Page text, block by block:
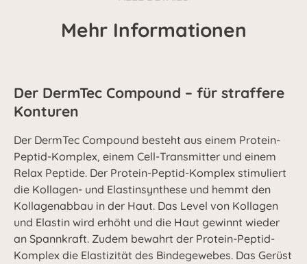
Mehr Informationen
Der DermTec Compound – für straffere
Konturen
Der DermTec Compound besteht aus einem Protein-
Peptid-Komplex, einem Cell-Transmitter und einem
Relax Peptide. Der Protein-Peptid-Komplex stimuliert
die Kollagen- und Elastinsynthese und hemmt den
Kollagenabbau in der Haut. Das Level von Kollagen
und Elastin wird erhöht und die Haut gewinnt wieder
an Spannkraft. Zudem bewahrt der Protein-Peptid-
Komplex die Elastizität des Bindegewebes. Das Gerüst